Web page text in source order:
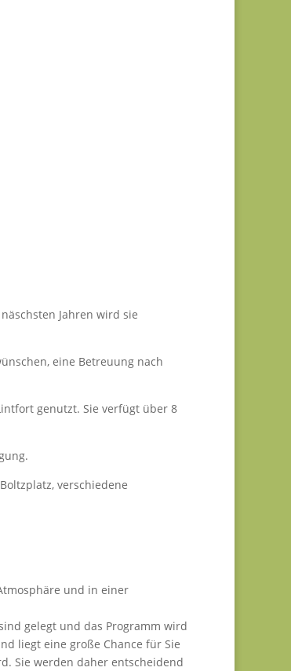
Jahren wird sie
eine Betreuung nach
genutzt. Sie verfügt über 8
verschiedene
und in einer
gelegt und das Programm wird
liegt eine große Chance für Sie
Sie werden daher entscheidend